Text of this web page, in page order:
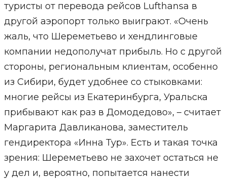
туристы от перевода рейсов Lufthansa в
другой аэропорт только выиграют. «Очень
жаль, что Шереметьево и хендлинговые
компании недополучат прибыль. Но с другой
стороны, региональным клиентам, особенно
из Сибири, будет удобнее со стыковками:
многие рейсы из Екатеринбурга, Уральска
прибывают как раз в Домодедово», – считает
Маргарита Давликанова, заместитель
гендиректора «Инна Тур». Есть и такая точка
зрения: Шереметьево не захочет остаться не
у дел и, вероятно, попытается нанести